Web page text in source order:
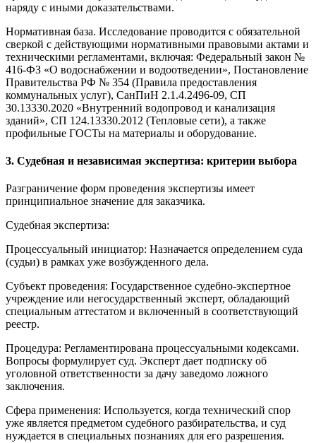
наряду с иными доказательствами.
Нормативная база. Исследование проводится с обязательной
сверкой с действующими нормативными правовыми актами и
техническими регламентами, включая: Федеральный закон №
416-ФЗ «О водоснабжении и водоотведении», Постановление
Правительства РФ № 354 (Правила предоставления
коммунальных услуг), СанПиН 2.1.4.2496-09, СП
30.13330.2020 «Внутренний водопровод и канализация
зданий», СП 124.13330.2012 (Тепловые сети), а также
профильные ГОСТы на материалы и оборудование.
3. Судебная и независимая экспертиза: критерии выбора
Разграничение форм проведения экспертизы имеет
принципиальное значение для заказчика.
Судебная экспертиза:
Процессуальный инициатор: Назначается определением суда
(судьи) в рамках уже возбужденного дела.
Субъект проведения: Государственное судебно-экспертное
учреждение или негосударственный эксперт, обладающий
специальным аттестатом и включенный в соответствующий
реестр.
Процедура: Регламентирована процессуальными кодексами.
Вопросы формулирует суд. Эксперт дает подписку об
уголовной ответственности за дачу заведомо ложного
заключения.
Сфера применения: Используется, когда технический спор
уже является предметом судебного разбирательства, и суд
нуждается в специальных познаниях для его разрешения.